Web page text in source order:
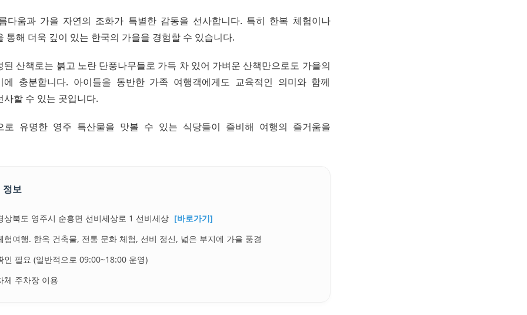
다움과 가을 자연의 조화가 특별한 감동을 선사합니다. 특히 한복 체험이나
통해 더욱 깊이 있는 한국의 가을을 경험할 수 있습니다.
된 산책로는 붉고 노란 단풍나무들로 가득 차 있어 가벼운 산책만으로도 가을의
에 충분합니다. 아이들을 동반한 가족 여행객에게도 교육적인 의미와 함께
할 수 있는 곳입니다.
로 유명한 영주 특산물을 맛볼 수 있는 식당들이 즐비해 여행의 즐거움을
정보
상북도 영주시 순흥면 선비세상로 1 선비세상 [바로가기]
험여행. 한옥 건축물, 전통 문화 체험, 선비 정신, 넓은 부지에 가을 풍경
인 필요 (일반적으로 09:00~18:00 운영)
체 주차장 이용